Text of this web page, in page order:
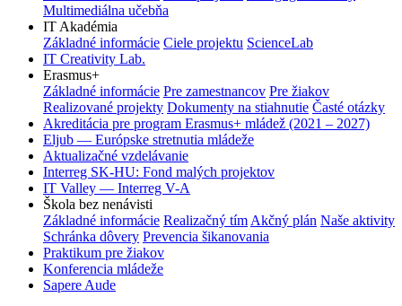
Multimediálna učebňa
IT Akadémia
Základné informácie Ciele projektu ScienceLab
IT Creativity Lab.
Erasmus+
Základné informácie Pre zamestnancov Pre žiakov
Realizované projekty Dokumenty na stiahnutie Časté otázky
Akreditácia pre program Erasmus+ mládež (2021 – 2027)
Eljub — Európske stretnutia mládeže
Aktualizačné vzdelávanie
Interreg SK-HU: Fond malých projektov
IT Valley — Interreg V-A
Škola bez nenávisti
Základné informácie Realizačný tím Akčný plán Naše aktivity
Schránka dôvery Prevencia šikanovania
Praktikum pre žiakov
Konferencia mládeže
Sapere Aude